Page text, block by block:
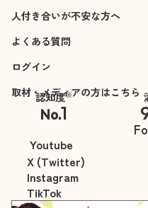
人付き合いが不安な方へ
よくある質問
ログイン
取材・メディアの方はこちら
認知度※
No.1
※自社調べ
Youtube
X (Twitter)
Instagram
TikTok